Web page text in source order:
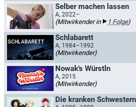
Selber machen lassen
A, 2022–
(Mitwirkender in 1 Folge)
Schlabarett
A, 1984–1992
(Mitwirkender)
Nowak's Würstln
A, 2015
(Mitwirkender)